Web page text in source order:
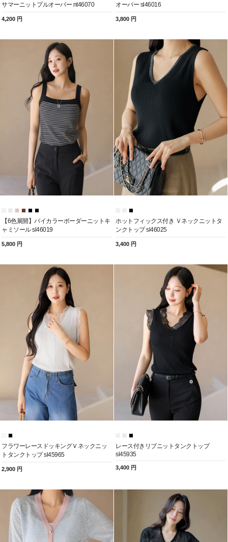
サマーニットプルオーバー nt46070
4,200 円
オーバー sl46016
3,800 円
【6色展開】バイカラーボーダーニットキ
ャミソール sl46019
5,800 円
ホットフィックス付き Ｖネックニットタ
ンクトップ sl46025
3,400 円
フラワーレースドッキングＶネックニッ
トタンクトップ sl45965
2,900 円
レース付きリブニットタンクトップ
sl45935
3,400 円